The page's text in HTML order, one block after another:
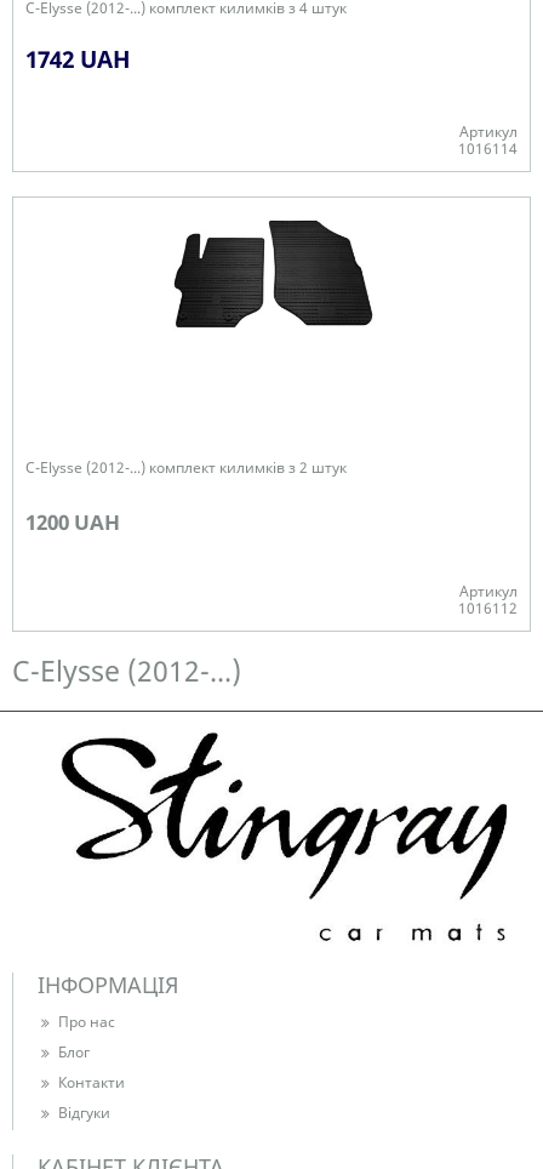
C-Elysse (2012-...) комплект килимків з 4 штук
1742 UAH
Артикул
1016114
C-Elysse (2012-...) комплект килимків з 2 штук
1200 UAH
Артикул
1016112
C-Elysse (2012-...)
ІНФОРМАЦІЯ
Про нас
Блог
Контакти
Відгуки